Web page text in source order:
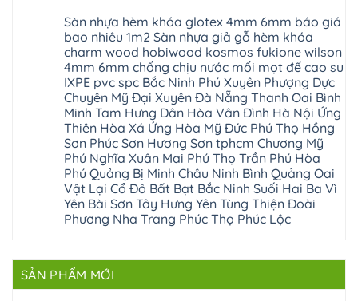
Nam
Định
Sóc
Sơn
Ninh
Bình
Thái
Bình
Vĩnh
Phúc
Tây
Hồ
Thanh
Hóa
Đống
Đa
Nghệ
An
đà
nẵng
thanh
xuân
cầu
giấy
hoành
bồ
hạ
long
ninh
giang
hoàng
mai
quảng
ninh
tây
hồ
sơn
tây
thất
mê
linh
thanh
nhựa
composite
Phúc
Thọ
Phúc
Lộc
Hát
Môn
Sài
Gòn
Thạch
Thất
Hạ
Bằng
Tây
Phương
tphcm
Hòa
Lạc
Yên
Xuân
Đạo
Đà
Nẵng
nghiệp
tại
Hà
Nội
Sửa
sàn
nhựa
giả
gỗ
Sửa
mặt
bậc
cầu
thang
nhựa
sửa
cửa
nhựa
composite
Thanh
Nam
Phù
bình
luận
ở
Sửa
sàn
gỗ
bị
hở
tại
Hà
Nội
Sửa
sàn
gỗ
công
nghiệp
bị
hở
Sửa
sàn
Sửa
mặt
bậc
cầu
Sàn nhựa hèm khóa glotex 4mm 6mm báo giá
bao nhiêu 1m2 Sàn nhựa giả gỗ hèm khóa
charm wood hobiwood kosmos fukione wilson
4mm 6mm chống chịu nước mối mọt đế cao su
IXPE pvc spc Bắc Ninh Phú Xuyên Phượng Dực
Chuyên Mỹ Đại Xuyên Đà Nẵng Thanh Oai Bình
Minh Tam Hưng Dân Hòa Vân Đình Hà Nội Ứng
Thiên Hòa Xá Ứng Hòa Mỹ Đức Phú Thọ Hồng
Sơn Phúc Sơn Hương Sơn tphcm Chương Mỹ
Phú Nghĩa Xuân Mai Phú Thọ Trần Phú Hòa
Phú Quảng Bị Minh Châu Ninh Bình Quảng Oai
Vật Lại Cổ Đô Bất Bạt Bắc Ninh Suối Hai Ba Vì
Yên Bài Sơn Tây Hưng Yên Tùng Thiện Đoài
Phương Nha Trang Phúc Thọ Phúc Lộc
luận
ở
Sàn
SẢN PHẨM MỚI